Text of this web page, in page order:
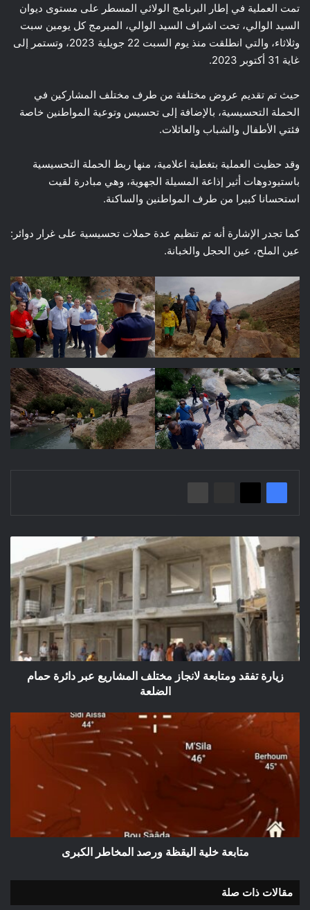
تمت العملية في إطار البرنامج الولائي المسطر على مستوى ديوان
السيد الوالي، تحت اشراف السيد الوالي، المبرمج كل يومين سبت
وثلاثاء، والتي انطلقت منذ يوم السبت 22 جويلية 2023، وتستمر إلى
غاية 31 أكتوبر 2023.
حيث تم تقديم عروض مختلفة من طرف مختلف المشاركين في
الحملة التحسيسية، بالإضافة إلى تحسيس وتوعية المواطنين خاصة
فئتي الأطفال والشباب والعائلات.
وقد حظيت العملية بتغطية اعلامية، منها ربط الحملة التحسيسية
باستيودوهات أثير إذاعة المسيلة الجهوية، وهي مبادرة لقيت
استحسانا كبيرا من طرف المواطنين والساكنة.
كما تجدر الإشارة أنه تم تنظيم عدة حملات تحسيسية على غرار دوائر:
عين الملح، عين الحجل والخبانة.
زيارة
مختلف
المشاريع
عبر
دائرة
حمام
الضلعةزيارة تفقد ومتابعة لانجاز مختلف المشاريع عبر دائرة حمام
الضلعة
اليقظة
ورصد
المخاطر
متابعة خلية اليقظة ورصد المخاطر الكبرى
مقالات ذات صلة